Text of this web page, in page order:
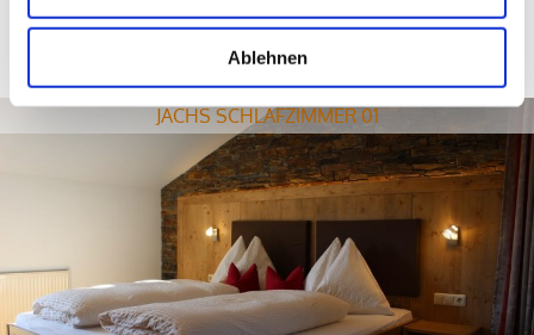
Ablehnen
JACHS SCHLAFZIMMER 01